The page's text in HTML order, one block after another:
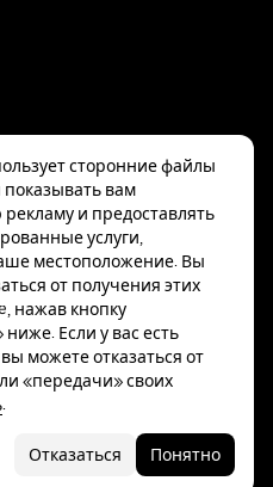
сторонние файлы
вам
и предоставлять
услуги,
местоположение. Вы
от получения этих
нажав кнопку
ниже. Если у вас есть
вы можете отказаться от
«передачи» своих
.
Отказаться Понятно